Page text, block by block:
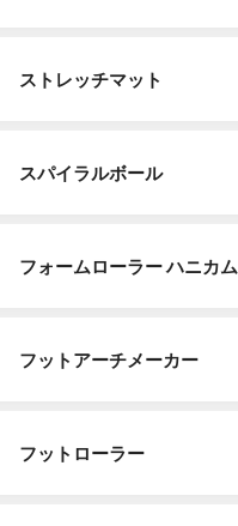
ストレッチマット
スパイラルボール
フォームローラー ハニカム
フットアーチメーカー
フットローラー